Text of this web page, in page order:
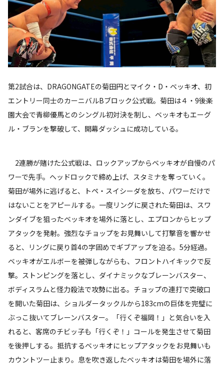
第2試合は、DRAGONGATEの菊田円とマイク・D・ベッキオ、初
エントリー同士のカーニバルBブロック公式戦。菊田は４・9後楽
園大会で青柳優馬とのシングル初対決を制し、ベッキオもエーグ
ル・ブランを撃破して、開幕ダッシュに成功している。
2連勝が賭けた公式戦は、ロックアップからベッキオが自慢のパ
ワーで先手。ヘッドロックで締め上げ、スタミナを奪っていく。
菊田が場外に逃げると、トペ・スイシーダを放ち、パワーだけで
はないことをアピールする。一度リングに戻された菊田は、スワ
ンダイブを狙ったベッキオを場外に落とし、エプロンからヒップ
アタックを発射。強烈なチョップをお見舞いして打撃音を響かせ
ると、リングに戻り首4の字固めでギブアップを迫る。5分経過。
ベッキオがエルボーを被弾しながらも、フロントハイキックで反
撃。ストンピングを落とし、ダイナミックなブレーンバスター、
ボディスラムと怪力殺法で攻勢に出る。チョップの連打で突破口
を開いた菊田は、ショルダータックルから183cmの巨体を完璧に
ぶっこ抜いてブレーンバスター。「行くぞ福岡！」と気合いを入
れると、客席のチビッ子も「行くぞ！」コールを発生させて菊田
を後押しする。抵抗するベッキオにヒップアタックをお見舞いも
カウントツー止まり。息を吹き返したベッキオは菊田を場外に落